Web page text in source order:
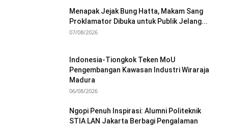
Menapak Jejak Bung Hatta, Makam Sang
Proklamator Dibuka untuk Publik Jelang...
07/08/2026
Indonesia-Tiongkok Teken MoU
Pengembangan Kawasan Industri Wiraraja
Madura
06/08/2026
Ngopi Penuh Inspirasi: Alumni Politeknik
STIA LAN Jakarta Berbagi Pengalaman